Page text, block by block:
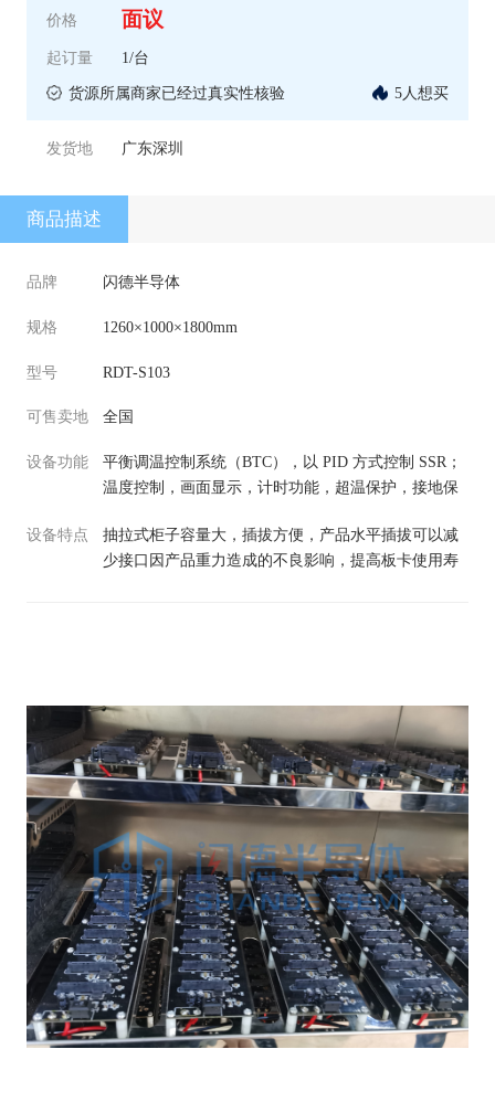
价格 面议
起订量 1/台
货源所属商家已经过真实性核验 5人想买
发货地 广东深圳
商品描述
品牌 闪德半导体
规格 1260×1000×1800mm
型号 RDT-S103
可售卖地 全国
设备功能
平衡调温控制系统（BTC），以 PID 方式控制 SSR；
温度控制，画面显示，计时功能，超温保护，接地保
窗，可观察工作室状况，内置保温层； 一拖十SATA
接口独立开关控制板卡； 履带式抽拉抽屉，12V 控制
设备特点
抽拉式柜子容量大，插拔方便，产品水平插拔可以减
少接口因产品重力造成的不良影响，提高板卡使用寿